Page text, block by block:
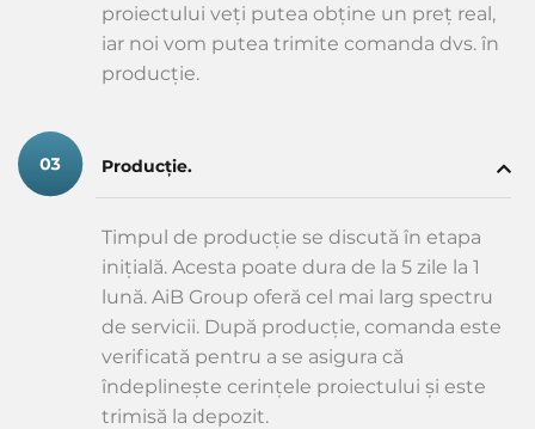
proiectului veți putea obține un preț real,
iar noi vom putea trimite comanda dvs. în
producție.
Producție.
Timpul de producție se discută în etapa
inițială. Acesta poate dura de la 5 zile la 1
lună. AiB Group oferă cel mai larg spectru
de servicii. După producție, comanda este
verificată pentru a se asigura că
îndeplinește cerințele proiectului și este
trimisă la depozit.